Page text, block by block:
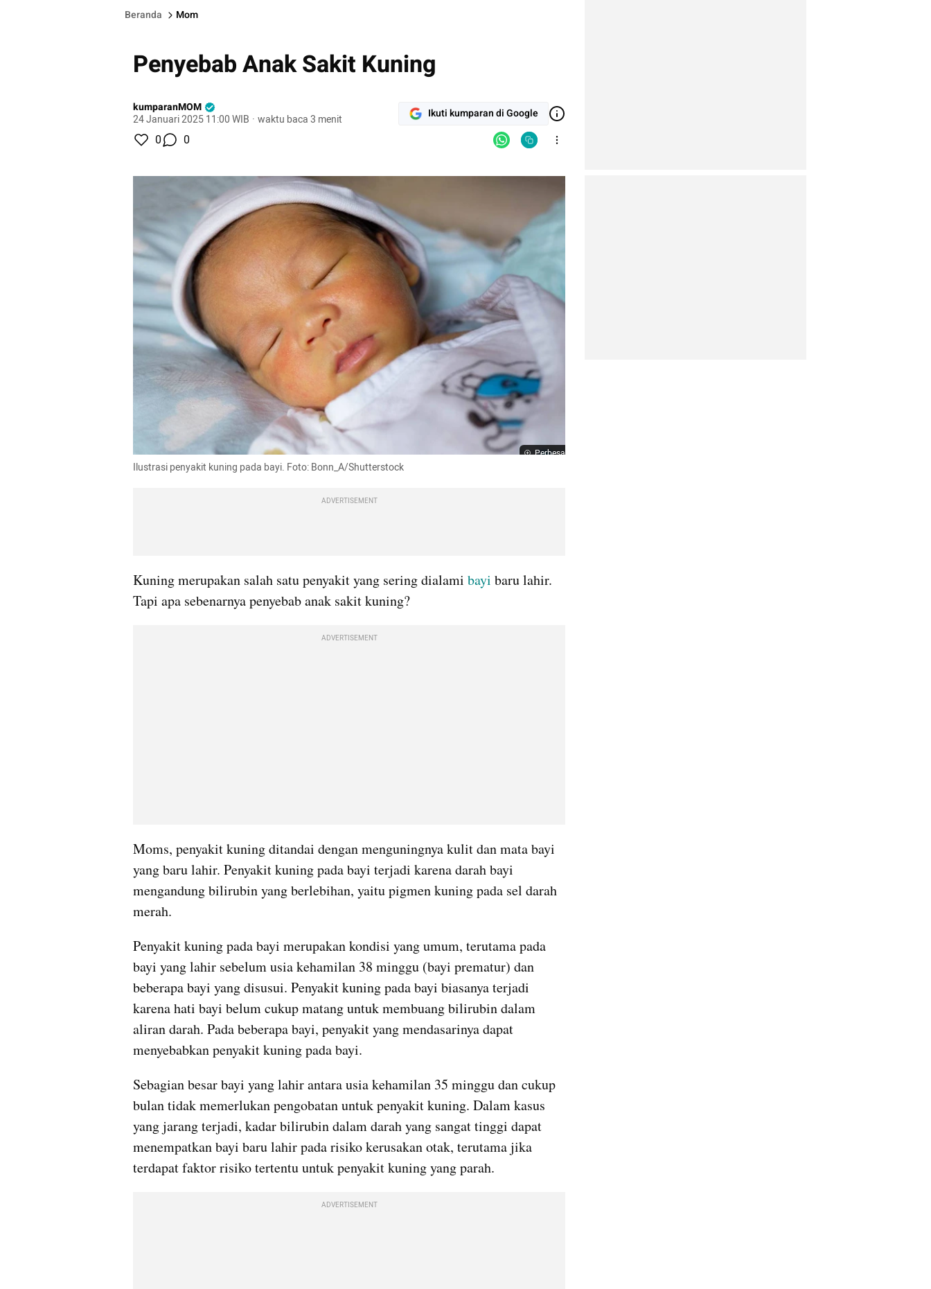
Beranda Mom
Penyebab Anak Sakit Kuning
kumparanMOM
24 Januari 2025 11:00 WIB · waktu baca 3 menit Ikuti kumparan di Google
0 0
Perbesar
Ilustrasi penyakit kuning pada bayi. Foto: Bonn_A/Shutterstock
ADVERTISEMENT
Kuning merupakan salah satu penyakit yang sering dialami bayi baru lahir.
Tapi apa sebenarnya penyebab anak sakit kuning?
ADVERTISEMENT
Moms, penyakit kuning ditandai dengan menguningnya kulit dan mata bayi
yang baru lahir. Penyakit kuning pada bayi terjadi karena darah bayi
mengandung bilirubin yang berlebihan, yaitu pigmen kuning pada sel darah
merah.
Penyakit kuning pada bayi merupakan kondisi yang umum, terutama pada
bayi yang lahir sebelum usia kehamilan 38 minggu (bayi prematur) dan
beberapa bayi yang disusui. Penyakit kuning pada bayi biasanya terjadi
karena hati bayi belum cukup matang untuk membuang bilirubin dalam
aliran darah. Pada beberapa bayi, penyakit yang mendasarinya dapat
menyebabkan penyakit kuning pada bayi.
Sebagian besar bayi yang lahir antara usia kehamilan 35 minggu dan cukup
bulan tidak memerlukan pengobatan untuk penyakit kuning. Dalam kasus
yang jarang terjadi, kadar bilirubin dalam darah yang sangat tinggi dapat
menempatkan bayi baru lahir pada risiko kerusakan otak, terutama jika
terdapat faktor risiko tertentu untuk penyakit kuning yang parah.
ADVERTISEMENT